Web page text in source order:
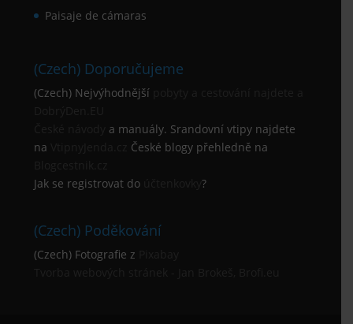
Paisaje de cámaras
(Czech) Doporučujeme
(Czech) Nejvýhodnější
a manuály. Srandovní vtipy najdete
na
České blogy přehledně na
Jak se registrovat do
účtenkovky?
(Czech) Poděkování
(Czech) Fotografie z